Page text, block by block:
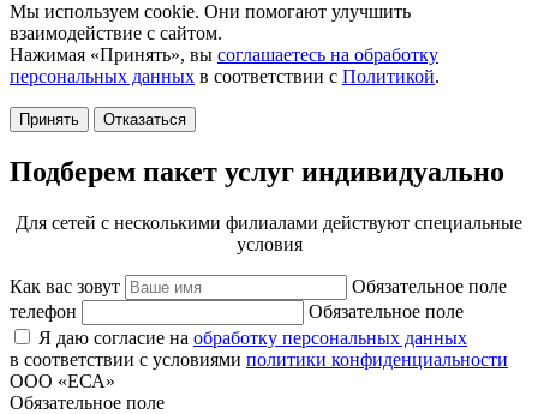
Мы используем cookie. Они помогают улучшить
взаимодействие с сайтом.
Нажимая «Принять», вы соглашаетесь на обработку
персональных данных в соответствии с Политикой.
Принять Отказаться
Подберем пакет услуг индивидуально
Для сетей с несколькими филиалами действуют специальные
условия
Как вас зовут
Обязательное поле
телефон
Обязательное поле
Я даю согласие на обработку персональных данных
в соответствии с условиями политики конфиденциальности
ООО «ЕСА»
Обязательное поле